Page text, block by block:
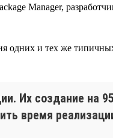
Manager,
одних и тех же
Их создание на
время